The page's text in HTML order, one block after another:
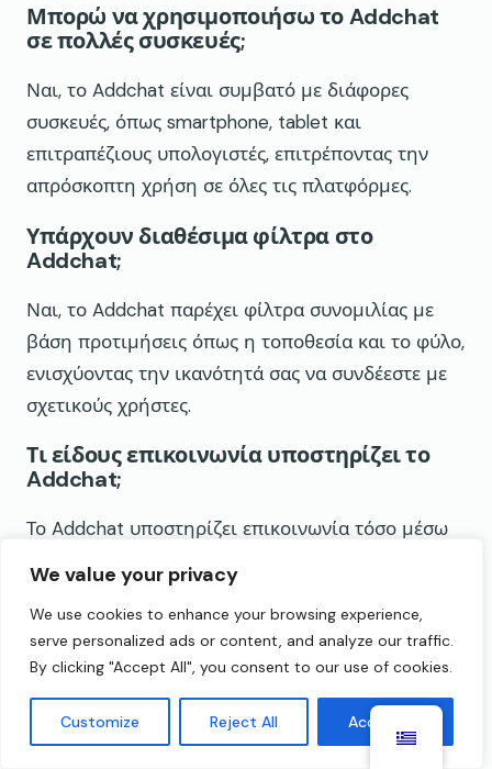
We value your privacy
We use cookies to enhance your browsing experience,
serve personalized ads or content, and analyze our traffic.
By clicking "Accept All", you consent to our use of cookies.
Customize Reject All Accept All
Μπορώ να χρησιμοποιήσω το Addchat
σε πολλές συσκευές;
Ναι, το Addchat είναι συμβατό με διάφορες
συσκευές, όπως smartphone, tablet και
επιτραπέζιους υπολογιστές, επιτρέποντας την
απρόσκοπτη χρήση σε όλες τις πλατφόρμες.
Υπάρχουν διαθέσιμα φίλτρα στο
Addchat;
Ναι, το Addchat παρέχει φίλτρα συνομιλίας με
βάση προτιμήσεις όπως η τοποθεσία και το φύλο,
ενισχύοντας την ικανότητά σας να συνδέεστε με
σχετικούς χρήστες.
Τι είδους επικοινωνία υποστηρίζει το
Addchat;
Το Addchat υποστηρίζει επικοινωνία τόσο μέσω
χρήστες ευελιξία στον τρόπο που αλληλεπιδρούν.
Είναι συνηθισμένα τα ψεύτικα προφίλ
στο Addchat;
Ενώ το Addchat προσπαθεί να διατηρήσει μια
θετική εμπειρία, ψεύτικα προφίλ και λογαριασμοί